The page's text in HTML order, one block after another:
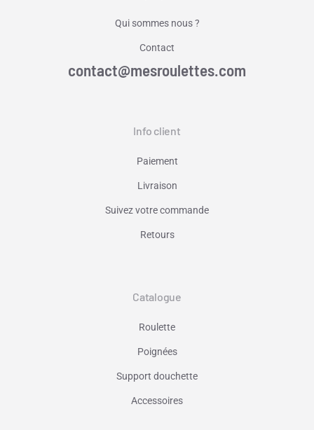
Qui sommes nous ?
Contact
contact@mesroulettes.com
Info client
Paiement
Livraison
Suivez votre commande
Retours
Catalogue
Roulette
Poignées
Support douchette
Accessoires